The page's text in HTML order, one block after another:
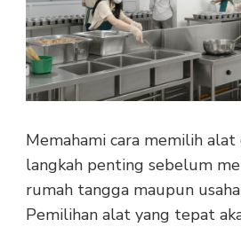
Memahami cara memilih
langkah penting sebelum
rumah tangga maupun
Pemilihan alat yang tepat